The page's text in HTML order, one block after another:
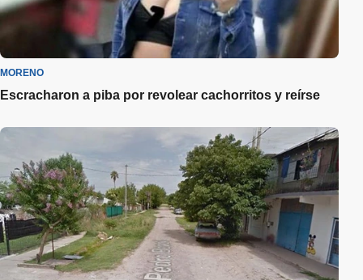
MORENO
Escracharon a piba por revolear cachorritos y reírse